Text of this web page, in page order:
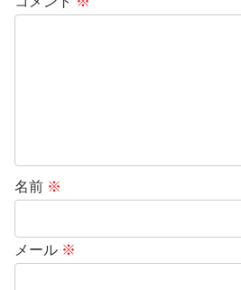
名前 ※
メール ※